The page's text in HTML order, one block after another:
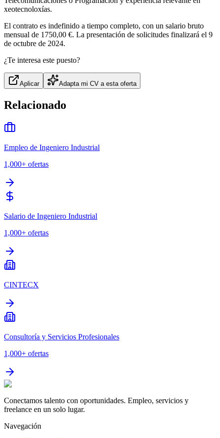
xeotecnoloxías.
El contrato es indefinido a tiempo completo, con un salario bruto
mensual de 1750,00 €. La presentación de solicitudes finalizará el 9
de octubre de 2024.
¿Te interesa este puesto?
Aplicar Adapta mi CV a esta oferta
Relacionado
Empleo de Ingeniero Industrial
1,000+ ofertas
Salario de Ingeniero Industrial
1,000+ ofertas
CINTECX
Consultoría y Servicios Profesionales
1,000+ ofertas
Conectamos talento con oportunidades. Empleo, servicios y
freelance en un solo lugar.
Navegación